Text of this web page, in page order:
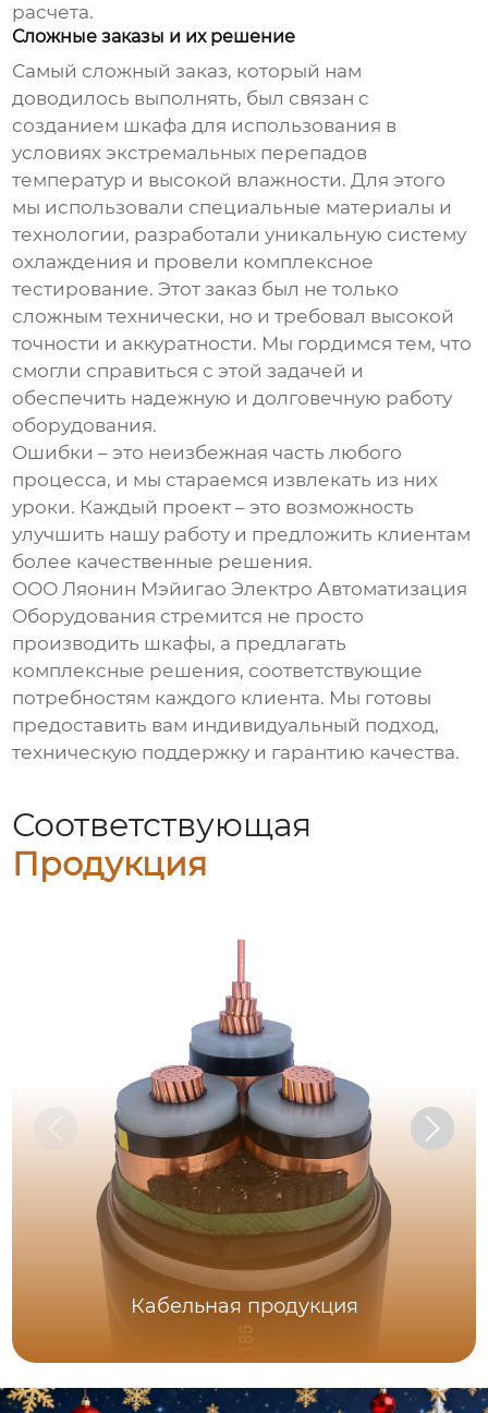
расчета.
Сложные заказы и их решение
Самый сложный заказ, который нам
доводилось выполнять, был связан с
созданием шкафа для использования в
условиях экстремальных перепадов
температур и высокой влажности. Для этого
мы использовали специальные материалы и
технологии, разработали уникальную систему
охлаждения и провели комплексное
тестирование. Этот заказ был не только
сложным технически, но и требовал высокой
точности и аккуратности. Мы гордимся тем, что
смогли справиться с этой задачей и
обеспечить надежную и долговечную работу
оборудования.
Ошибки – это неизбежная часть любого
процесса, и мы стараемся извлекать из них
уроки. Каждый проект – это возможность
улучшить нашу работу и предложить клиентам
более качественные решения.
ООО Ляонин Мэйигао Электро Автоматизация
Оборудования стремится не просто
производить шкафы, а предлагать
комплексные решения, соответствующие
потребностям каждого клиента. Мы готовы
предоставить вам индивидуальный подход,
техническую поддержку и гарантию качества.
Соответствующая
Продукция
Кабельная продукция